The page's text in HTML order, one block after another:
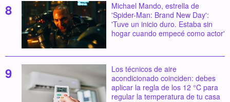
Michael Mando, estrella de
'Spider-Man: Brand New Day':
'Tuve un inicio duro. Estaba sin
hogar cuando empecé como actor'
Los técnicos de aire
acondicionado coinciden: debes
aplicar la regla de los 12 °C para
regular la temperatura de tu casa